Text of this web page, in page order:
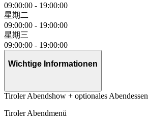
09:00:00 - 19:00:00
星期二
09:00:00 - 19:00:00
星期三
09:00:00 - 19:00:00
Wichtige Informationen
Tiroler Abendshow + optionales Abendessen
Tiroler Abendmenü